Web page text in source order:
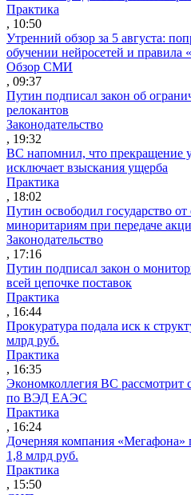
Практика
, 10:50
Утренний обзор за 5 августа:
обучении нейросетей и
Обзор СМИ
, 09:37
Путин подписал закон об
релокантов
Законодательство
, 19:32
ВС напомнил, что прекращение
исключает взыскания ущерба
Практика
, 18:02
Путин освободил государство
миноритариям при передаче
Законодательство
, 17:16
Путин подписал закон о
всей цепочке поставок
Практика
, 16:44
Прокуратура подала иск к
млрд руб.
Практика
, 16:35
Экономколлегия ВС рассмотрит
по ВЭД ЕАЭС
Практика
, 16:24
Дочерняя компания
1,8 млрд руб.
Практика
, 15:50